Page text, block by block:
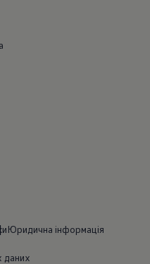
Юридична інформація
даних